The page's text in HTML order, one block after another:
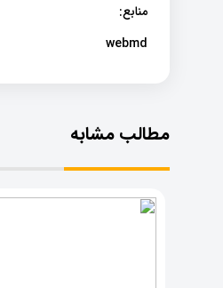
منابع:
webmd
مطالب مشابه